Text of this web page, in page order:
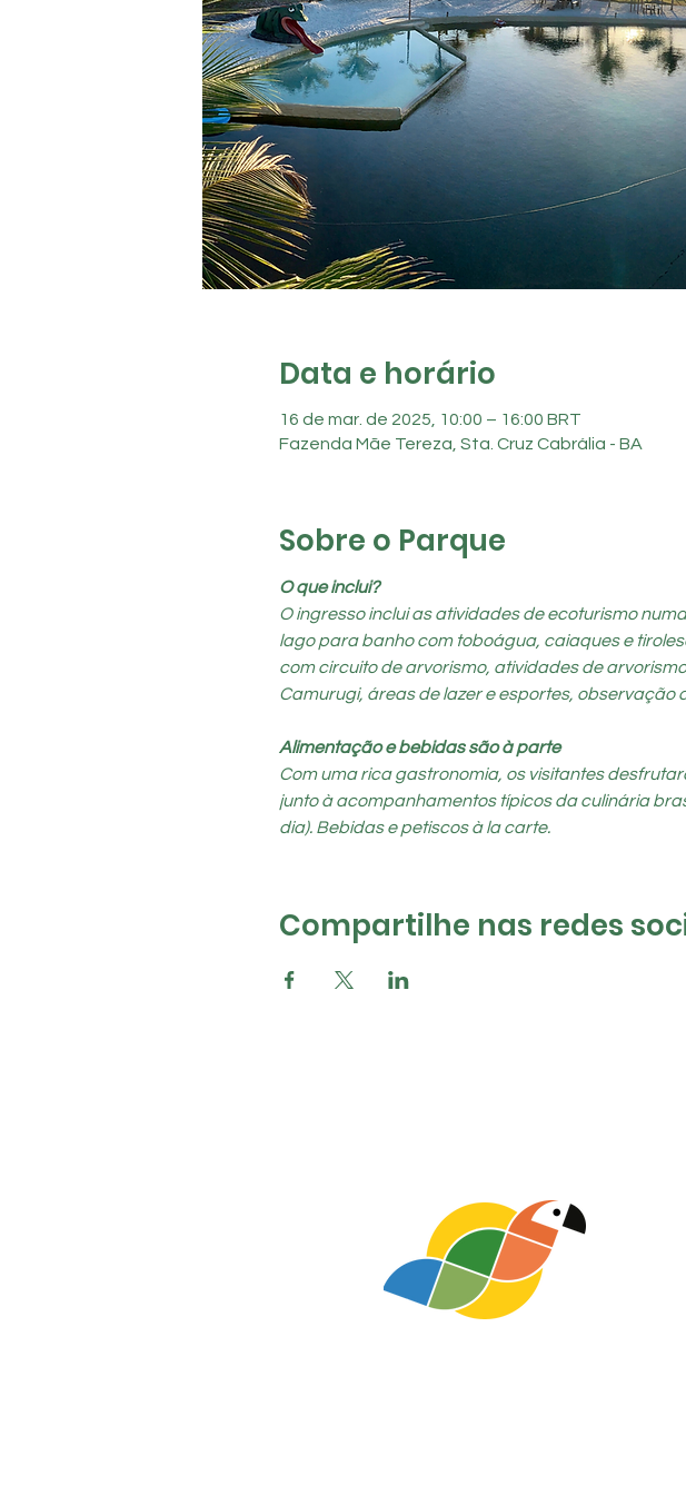
Data e horário
16 de mar. de 2025, 10:00 – 16:00 BRT
Fazenda Mãe Tereza, Sta. Cruz Cabrália - BA
Sobre o Parque
O que inclui?
O ingresso inclui as atividades de ecoturismo
lago para banho com toboágua, caiaques e
com circuito de arvorismo, atividades de
Camurugi, áreas de lazer e esportes, observação
Alimentação e bebidas são à parte
Com uma rica gastronomia, os visitantes
junto à acompanhamentos típicos da culinária
dia). Bebidas e petiscos à la carte.
Compartilhe nas redes